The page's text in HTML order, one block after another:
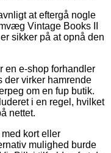
at eftergå nogle
Vintage Books II
sikker på at opnå den
en e-shop forhandler
der virker hamrende
om en fup butik.
i en regel, hvilket
nettet.
kort eller
mulighed burde